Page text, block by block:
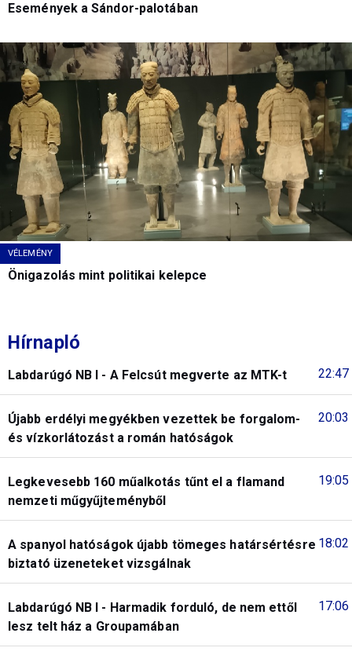
Események a Sándor-palotában
VÉLEMÉNY
Önigazolás mint politikai kelepce
Hírnapló
22:47
Labdarúgó NB I - A Felcsút megverte az MTK-t
20:03
Újabb erdélyi megyékben vezettek be forgalom-
és vízkorlátozást a román hatóságok
19:05
Legkevesebb 160 műalkotás tűnt el a flamand
nemzeti műgyűjteményből
18:02
A spanyol hatóságok újabb tömeges határsértésre
biztató üzeneteket vizsgálnak
17:06
Labdarúgó NB I - Harmadik forduló, de nem ettől
lesz telt ház a Groupamában